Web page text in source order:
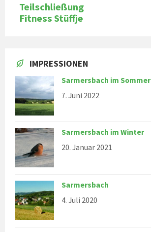
Teilschließung
Fitness Stüffje
IMPRESSIONEN
Sarmersbach im Sommer
7. Juni 2022
Sarmersbach im Winter
20. Januar 2021
Sarmersbach
4. Juli 2020